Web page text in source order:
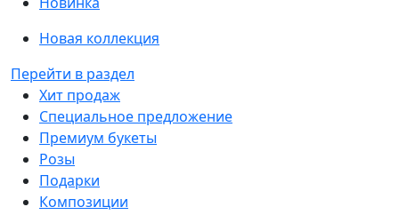
Новая коллекция
Перейти в раздел
Хит продаж
Специальное предложение
Премиум букеты
Розы
Подарки
Композиции